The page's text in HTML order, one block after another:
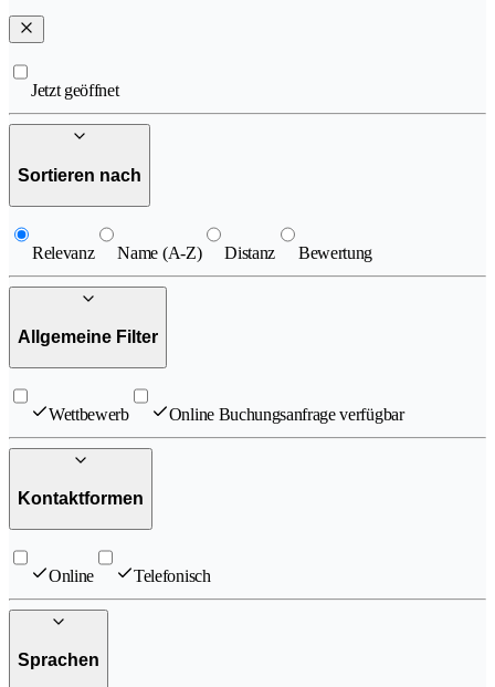
Jetzt geöffnet
Sortieren nach
Relevanz Name (A-Z) Distanz Bewertung
Allgemeine Filter
Wettbewerb Online Buchungsanfrage verfügbar
Kontaktformen
Online Telefonisch
Sprachen